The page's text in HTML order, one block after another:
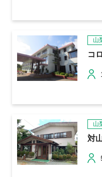
山
コ
山
対